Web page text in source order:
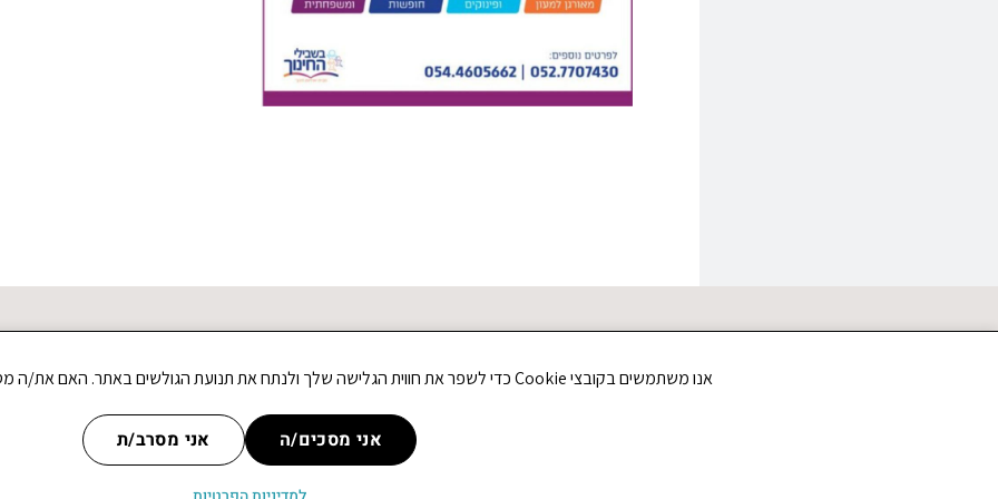
אנו משתמשים בקובצי Cookie כדי לשפר את חווית הגלישה שלך ולנתח את תנועת הגולשים באתר. האם את/ה מסכים/ה לשימוש בקובצי Cookie?
אני מסכים/ה אני מסרב/ת